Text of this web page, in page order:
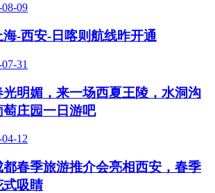
08-09
海-西安-日喀则航线昨开通
31
光明媚，来一场西夏王陵，水洞沟
萄庄园一日游吧
12
都春季旅游推介会亮相西安，春季
式吸睛